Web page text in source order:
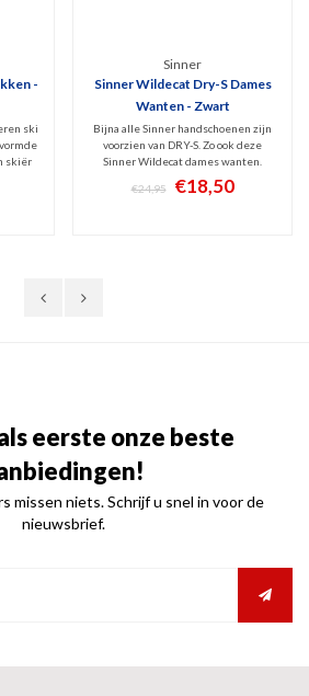
-
ski
skiër
en
Sinner
Sinner Wildecat Dry-S Dames
Wanten - Zwart
Bijna alle Sinner handschoenen zijn
voorzien van DRY-S. Zo ook deze
Sinner Wildecat dames wanten.
Deze technologie zorgt ervoor dat ze
goed waterdicht en winddicht zijn
€24,95 €18,50
eerste onze beste
missen niets. Schrijf u snel in voor de
nieuwsbrief.